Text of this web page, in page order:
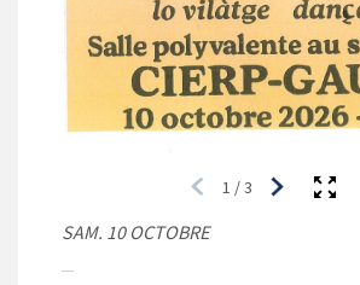
1 /3
SAM. 10 OCTOBRE